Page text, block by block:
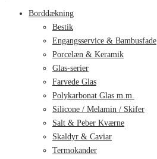
Borddækning
Bestik
Engangsservice & Bambusfade
Porcelæn & Keramik
Glas-serier
Farvede Glas
Polykarbonat Glas m.m.
Silicone / Melamin / Skifer
Salt & Peber Kværne
Skaldyr & Caviar
Termokander